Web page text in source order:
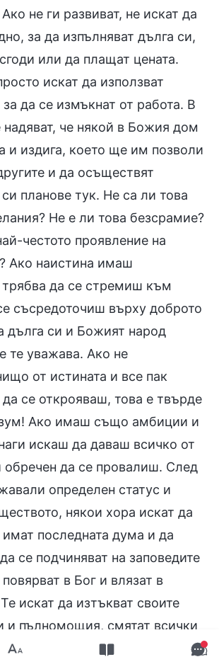
не ги развиват, не искат да
за да изпълняват дълга си,
или да плащат цената.
искат да използват
да се измъкнат от работа. В
надяват, че някой в Божия дом
и издига, което ще им позволи
и да осъществят
планове тук. Не са ли това
Не е ли това безсрамие?
честото проявление на
Ако наистина имаш
трябва да се стремиш към
съсредоточиш върху доброто
дълга си и Божият народ
те уважава. Ако не
от истината и все пак
се открояваш, това е твърде
Ако имаш също амбиции и
искаш да даваш всичко от
обречен да се провалиш. След
определен статус и
някои хора искат да
имат последната дума и да
се подчиняват на заповедите
в Бог и влязат в
искат да изтъкват своите
и пълномощия, смятат всички
тях и мислят, че всички